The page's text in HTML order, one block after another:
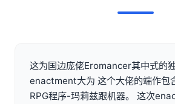
这为国边庞佬Eromancer其中式的
enactment大为 这个大佬的端作包
RPG程序-玛莉兹跟机器。 这次